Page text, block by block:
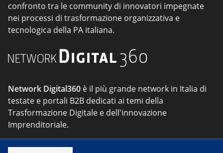
confronto tra le community di innovatori impegnate
nei processi di trasformazione organizzativa e
tecnologica della PA italiana.
Network Digital360 è il più grande network in Italia di
testate e portali B2B dedicati ai temi della
Trasformazione Digitale e dell'innovazione
Imprenditoriale.